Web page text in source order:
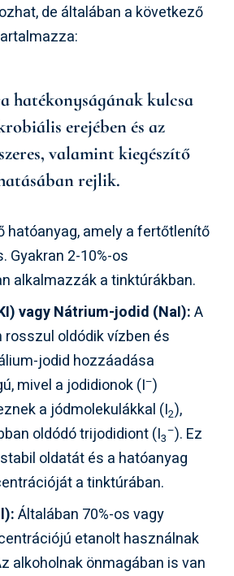
de általában a következő
hatékonyságának kulcsa
erejében és az
valamint kiegészítő
rejlik.
hatóanyag, amely a fertőtlenítő
Gyakran 2-10%-os
alkalmazzák a tinktúrákban.
vagy Nátrium-jodid (NaI):A
rosszul oldódik vízben és
jodid hozzáadása
mivel a jodidionok (I–)
a jódmolekulákkal (I2),
oldódó trijodidiont (I3
–). Ez
oldatát és a hatóanyag
a tinktúrában.
Általában 70%-os vagy
etanolt használnak
alkoholnak önmagában is van